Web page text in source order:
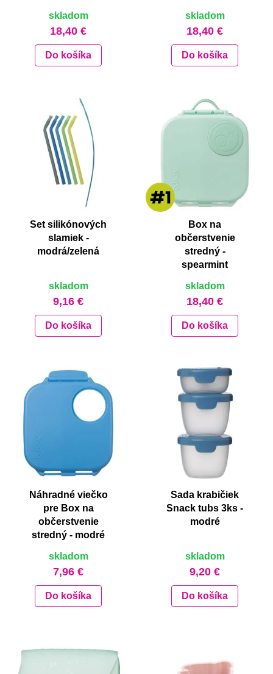
skladom
18,40 €
Do košíka
skladom
18,40 €
Do košíka
Set silikónových
slamiek -
modrá/zelená
skladom
9,16 €
Do košíka
Box na
občerstvenie
stredný -
spearmint
skladom
18,40 €
Do košíka
Náhradné viečko
pre Box na
občerstvenie
stredný - modré
skladom
7,96 €
Do košíka
Sada krabičiek
Snack tubs 3ks -
modré
skladom
9,20 €
Do košíka